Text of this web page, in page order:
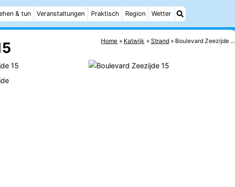
& tun Veranstaltungen Praktisch Region Wetter
Home Katwijk Strand Boulevard Zeezijde ...